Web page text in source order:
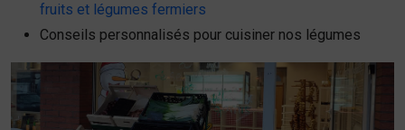
fruits et légumes fermiers
Conseils personnalisés pour cuisiner nos légumes